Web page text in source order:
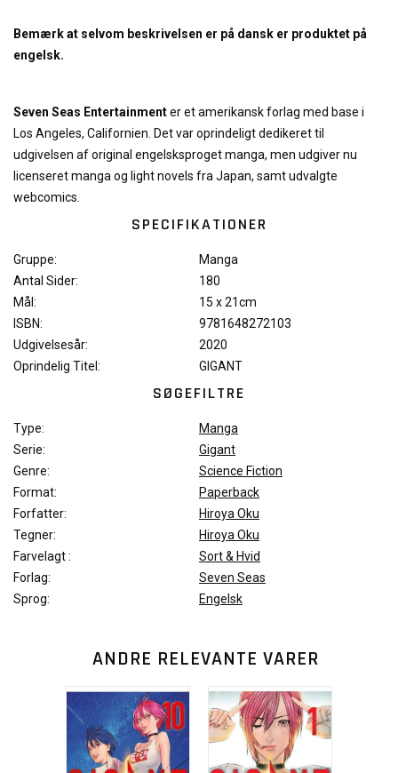
Bemærk at selvom beskrivelsen er på dansk er produktet på
engelsk.
Seven Seas Entertainmenter et amerikansk forlag med base i
Los Angeles, Californien. Det var oprindeligt dedikeret til
udgivelsen af ​​original engelsksproget manga, men udgiver nu
licenseret manga og light novels fra Japan, samt udvalgte
webcomics.
SPECIFIKATIONER
Gruppe:
Manga
Antal Sider:
180
Mål:
15 x 21cm
ISBN:
9781648272103
Udgivelsesår:
2020
Oprindelig Titel:
GIGANT
SØGEFILTRE
Type:
Manga
Serie:
Gigant
Genre:
Science Fiction
Format:
Paperback
Forfatter:
Hiroya Oku
Tegner:
Hiroya Oku
Farvelagt :
Sort & Hvid
Forlag:
Seven Seas
Sprog:
Engelsk
ANDRE RELEVANTE VARER